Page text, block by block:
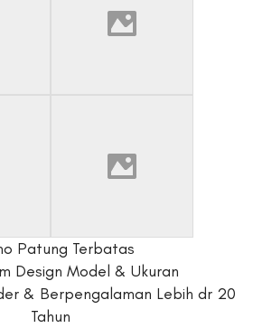
Patung Terbatas
Design Model & Ukuran
& Berpengalaman Lebih dr 20
Tahun